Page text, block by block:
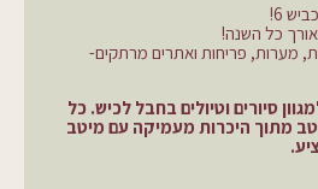
6!
כל השנה!
מערות, פריחות ואתרים מרתקים-
סיורים וטיולים בחבל לכיש. כל
מתוך היכרות מעמיקה עם מיטב